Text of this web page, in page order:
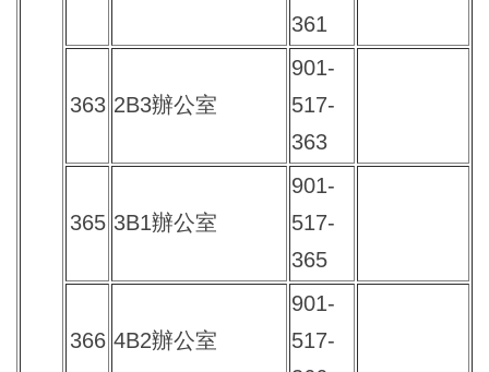
361
363 2B3辦公室
901-
517-
363
365 3B1辦公室
901-
517-
365
366 4B2辦公室
901-
517-